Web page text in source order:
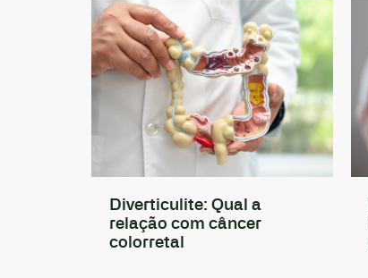
Diverticulite: Qual a
relação com câncer
colorretal